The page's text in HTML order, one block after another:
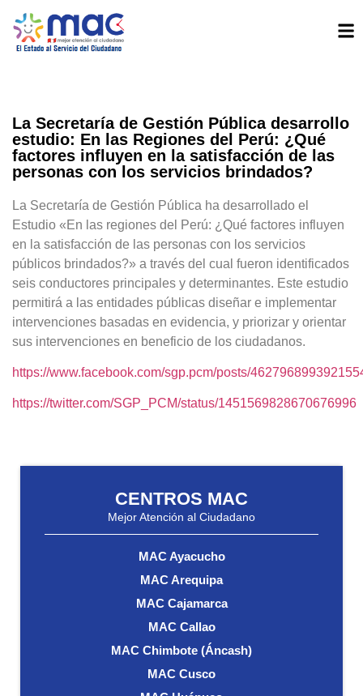
La Secretaría de Gestión Pública desarrollo
estudio: En las Regiones del Perú: ¿Qué
factores influyen en la satisfacción de las
personas con los servicios brindados?
La Secretaría de Gestión Pública ha desarrollado el
Estudio «En las regiones del Perú: ¿Qué factores influyen
en la satisfacción de las personas con los servicios
públicos brindados?» a través del cual fueron identificados
seis conductores principales y determinantes. Este estudio
permitirá a las entidades públicas diseñar e implementar
intervenciones basadas en evidencia, y priorizar y orientar
sus intervenciones en beneficio de los ciudadanos.
https://www.facebook.com/sgp.pcm/posts/
https://twitter.com/SGP_PCM/status/1451569828670676996
CENTROS MAC
Mejor Atención al Ciudadano
MAC Ayacucho
MAC Arequipa
MAC Cajamarca
MAC Callao
MAC Chimbote (Áncash)
MAC Cusco